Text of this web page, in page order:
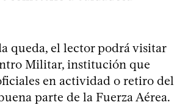
queda, el lector podrá visitar
Militar, institución que
en actividad o retiro del
parte de la Fuerza Aérea.